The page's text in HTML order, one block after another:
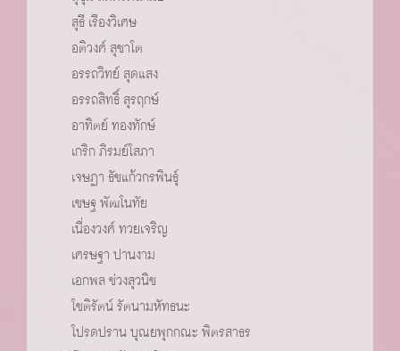
สุธี เรืองวิเศษ
อติวงศ์ สุชาโต
อรรถวิทย์ สุดแสง
อรรถสิทธิ์ สุรฤกษ์
อาทิตย์ ทองทักษ์
เกริก ภิรมย์โสภา
เจษฏา ธัชแก้วกรพินธ์ุ
เชษฐ พัฒโนทัย
เนื่องวงศ์ ทวยเจริญ
เศรษฐา ปานงาม
เอกพล ช่วงสุวนิช
โชติรัตน์ รัตนามหัทธนะ
โปรดปราน บุณยพุกกณะ พิตรสาธร